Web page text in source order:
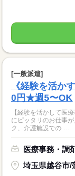
[一般派遣]
《経験を活か
0円★週5〜OK
【経験を活かして医
にピッタリのお仕事が見つかる★ ◇お仕事
ク、介護施設での ...
医療事務・調
埼玉県越谷市/